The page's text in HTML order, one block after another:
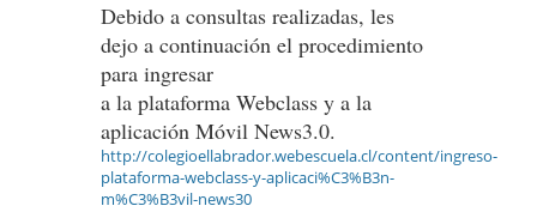
Debido a consultas realizadas, les
dejo a continuación el procedimiento
para ingresar
a la plataforma Webclass y a la
aplicación Móvil News3.0.
http://colegioellabrador.webescuela.cl/content/ingreso-
plataforma-webclass-y-aplicaci%C3%B3n-
m%C3%B3vil-news30